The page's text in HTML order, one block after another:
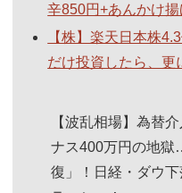
辛850円+あんかけ揚
【株】楽天日本株
だけ投資したら、更
【波乱相場】為替
ナス400万円の地獄
復」！日経・ダウ